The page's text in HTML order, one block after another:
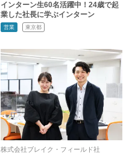
インターン生60名活躍中！24歳で起
業した社長に学ぶインターン
営業 東京都
株式会社ブレイク・フィールド社